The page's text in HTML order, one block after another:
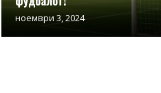
ноември 3, 2024